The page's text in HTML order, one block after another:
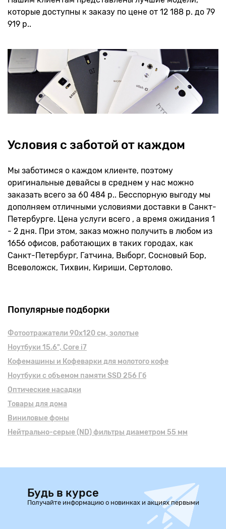
которые доступны к заказу по цене от 12 188 р. до 79
919 р..
Условия с заботой от каждом
Мы заботимся о каждом клиенте, поэтому
оригинальные девайсы в среднем у нас можно
заказать всего за 60 484 р.. Бесспорную выгоду мы
дополняем отличными условиями доставки в Санкт-
Петербурге. Цена услуги всего , а время ожидания 1
- 2 дня. При этом, заказ можно получить в любом из
1656 офисов, работающих в таких городах, как
Санкт-Петербург, Гатчина, Выборг, Сосновый Бор,
Всеволожск, Тихвин, Кириши, Сертолово.
Популярные подборки
Фотоотражатели 90х120 см, золотые
Ноутбуки 15.6", Core i7
Кофемашины и Кофеварки для молотого кофе
Ноутбуки с объемом памяти SSD 256 Гб
Оптические насадки
Товары для дома
Виниловые фоны
Нейтрально-серые (ND) фильтры диаметром 55 мм
Будь в курсе
Получайте информацию о новинках и акциях первыми